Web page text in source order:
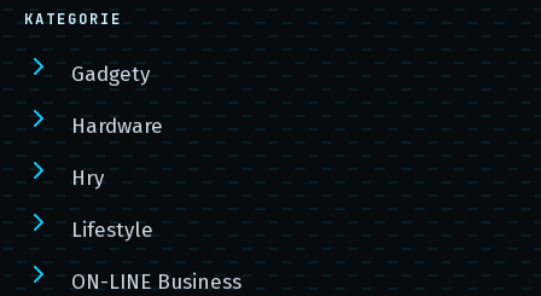
KATEGORIE
Gadgety
Hardware
Hry
Lifestyle
ON-LINE Business